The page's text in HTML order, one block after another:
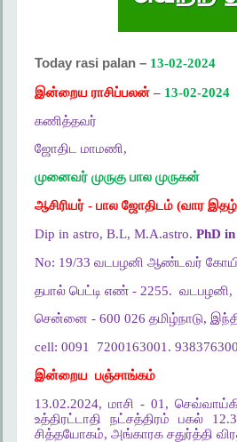
Today rasi palan – 13-02-2024
இன்றைய ராசிப்பலன் – 13-02-2024
கணித்தவர்
ஜோதிட மாமணி,
முனைவர் முருகு பால முருகன்
ஆசிரியர் - பால ஜோதிடம் (வார
Dip in astro, B.L, M.A.astro. PhD
No: 19/33 வடபழனி ஆண்டவர்
தபால் பெட்டி எண் - 2255. வடபழனி,
சென்னை - 600 026 தமிழ்நாடு,
cell: 0091
7200163001.
இன்றைய பஞ்சாங்கம்
13.02.2024, மாசி - 01,
உத்திரட்டாதி நட்சத்திரம் பகல்
சித்தயோகம், அங்காரக சதுர்த்தி